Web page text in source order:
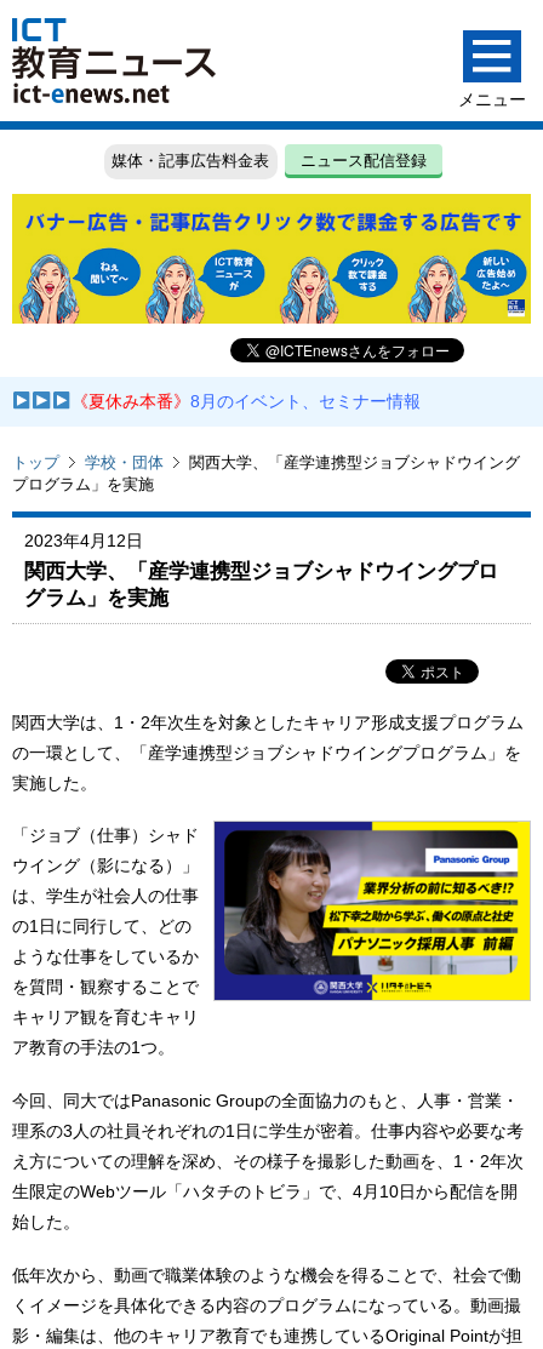
媒体・記事広告料金表 ニュース配信登録
《夏休み本番》8月のイベント、セミナー情報
トップ 学校・団体
関西大学、「産学連携型ジョブシャドウイング
プログラム」を実施
2023年4月12日
関西大学、「産学連携型ジョブシャドウイングプロ
グラム」を実施
関西大学は、1・2年次生を対象としたキャリア形成支援プログラム
の一環として、「産学連携型ジョブシャドウイングプログラム」を
実施した。
「ジョブ（仕事）シャド
ウイング（影になる）」
は、学生が社会人の仕事
の1日に同行して、どの
ような仕事をしているか
を質問・観察することで
キャリア観を育むキャリ
ア教育の手法の1つ。
今回、同大ではPanasonic Groupの全面協力のもと、人事・営業・
理系の3人の社員それぞれの1日に学生が密着。仕事内容や必要な考
え方についての理解を深め、その様子を撮影した動画を、1・2年次
生限定のWebツール「ハタチのトビラ」で、4月10日から配信を開
始した。
低年次から、動画で職業体験のような機会を得ることで、社会で働
くイメージを具体化できる内容のプログラムになっている。動画撮
影・編集は、他のキャリア教育でも連携しているOriginal Pointが担